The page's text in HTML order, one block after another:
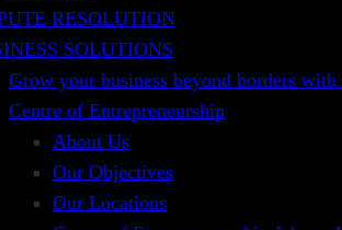
RESOLUTION
SOLUTIONS
Grow your business beyond borders
Centre of Entrepreneurship
About Us
Our Objectives
Our Locations
landasan teori Bank Garansi
sesuai dengan ketentuan terkait
gambaran praktik penerbitan
CAKUPAN